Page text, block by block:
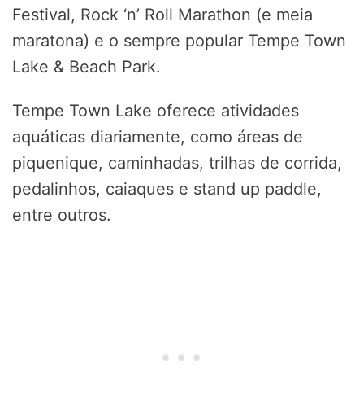
Festival, Rock ‘n’ Roll Marathon (e meia
maratona) e o sempre popular Tempe Town
Lake & Beach Park.
Tempe Town Lake oferece atividades
aquáticas diariamente, como áreas de
piquenique, caminhadas, trilhas de corrida,
pedalinhos, caiaques e stand up paddle,
entre outros.